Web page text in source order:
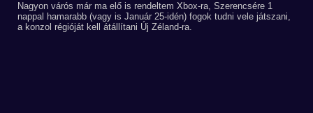
Nagyon várós már ma elő is rendeltem Xbox-ra, Szerencsére 1
nappal hamarabb (vagy is Január 25-idén) fogok tudni vele játszani,
a konzol régióját kell átállítani Új Zéland-ra.